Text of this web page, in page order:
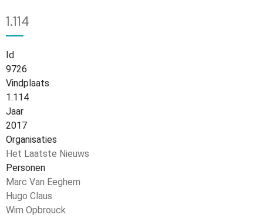
1.114
Id
9726
Vindplaats
1.114
Jaar
2017
Organisaties
Het Laatste Nieuws
Personen
Marc Van Eeghem
Hugo Claus
Wim Opbrouck